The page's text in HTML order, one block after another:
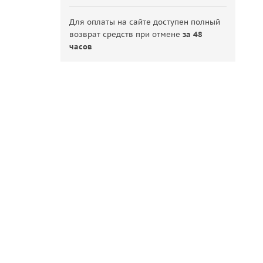
Для оплаты на сайте доступен полный
возврат средств при отменеза 48
часов